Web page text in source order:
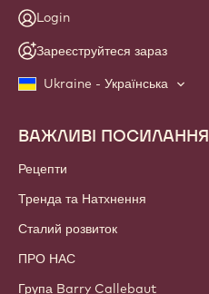
Login
Зареєструйтеся зараз
Ukraine - Українська
Footer
Callebaut
ВАЖЛИВІ ПОСИЛАННЯ
Рецепти
Тренда та Натхнення
Сталий розвиток
ПРО НАС
Група Barry Callebaut